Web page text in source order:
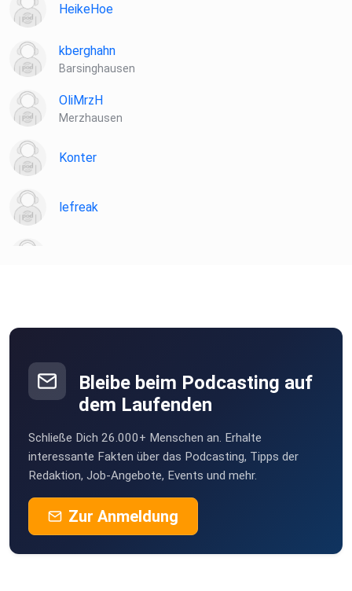
HeikeHoe
kberghahn
Barsinghausen
OliMrzH
Merzhausen
Konter
lefreak
Mesner
Berlin
StefanieBG
Buddel003
Dortmund
Bleibe beim Podcasting auf
dem Laufenden
Schließe Dich 26.000+ Menschen an. Erhalte
interessante Fakten über das Podcasting, Tipps der
Redaktion, Job-Angebote, Events und mehr.
Zur Anmeldung